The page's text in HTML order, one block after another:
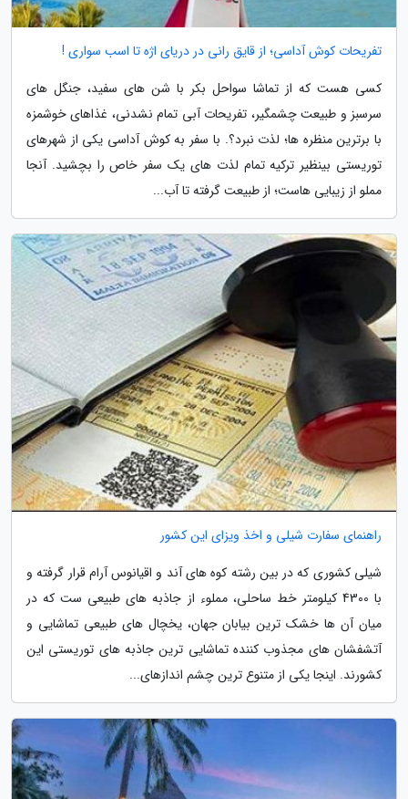
تفریحات کوش آداسی؛ از قایق رانی در دریای اژه تا اسب سواری !
کسی هست که از تماشا سواحل بکر با شن های سفید، جنگل های
سرسبز و طبیعت چشمگیر، تفریحات آبی تمام نشدنی، غذاهای خوشمزه
با برترین منظره ها؛ لذت نبرد؟. با سفر به کوش آداسی یکی از شهرهای
توریستی بینظیر ترکیه تمام لذت های یک سفر خاص را بچشید. آنجا
مملو از زیبایی هاست؛ از طبیعت گرفته تا آب...
راهنمای سفارت شیلی و اخذ ویزای این کشور
شیلی کشوری که در بین رشته کوه های آند و اقیانوس آرام قرار گرفته و
با 4300 کیلومتر خط ساحلی، مملوء از جاذبه های طبیعی ست که در
میان آن ها خشک ترین بیابان جهان، یخچال های طبیعی تماشایی و
آتشفشان های مجذوب کننده تماشایی ترین جاذبه های توریستی این
کشورند. اینجا یکی از متنوع ترین چشم اندازهای...